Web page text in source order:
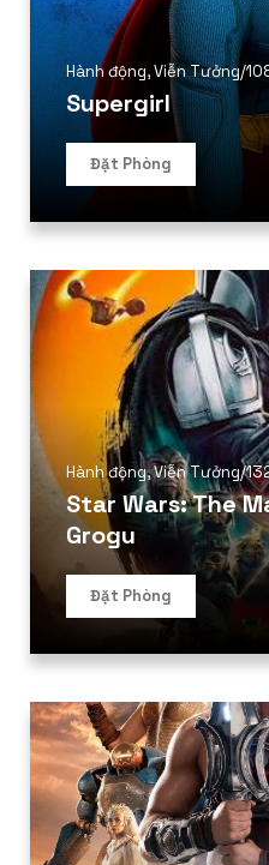
Hành động,Viễn Tưởng/
Supergirl
Đặt Phòng
Hành động,Viễn Tưởng/
Star Wars: The
Grogu
Đặt Phòng